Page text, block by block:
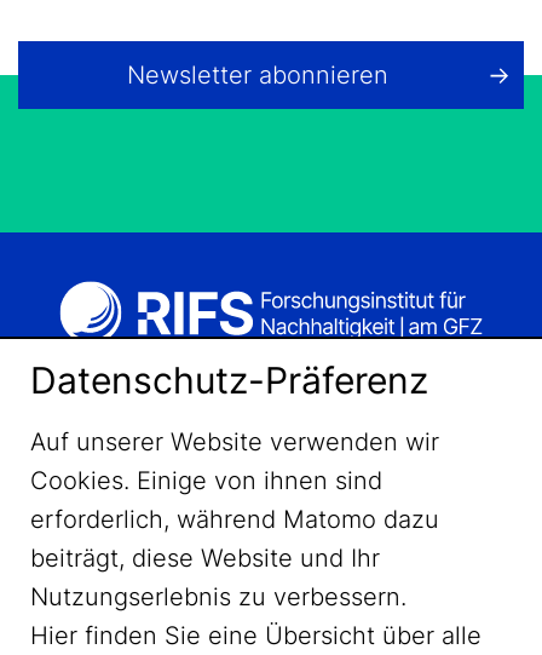
Newsletter abonnieren
Datenschutz-Präferenz
Auf unserer Website verwenden wir
Cookies. Einige von ihnen sind
erforderlich, während Matomo dazu
beiträgt, diese Website und Ihr
Nutzungserlebnis zu verbessern.
Hier finden Sie eine Übersicht über alle